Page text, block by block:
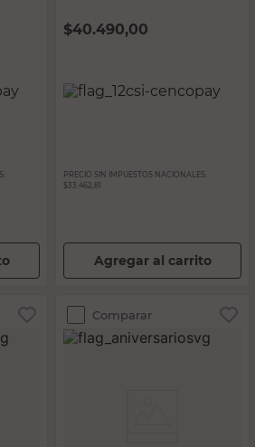
$40.490,00
PRECIO SIN IMPUESTOS NACIONALES:
$33.462,81
Agregar al carrito
Comparar